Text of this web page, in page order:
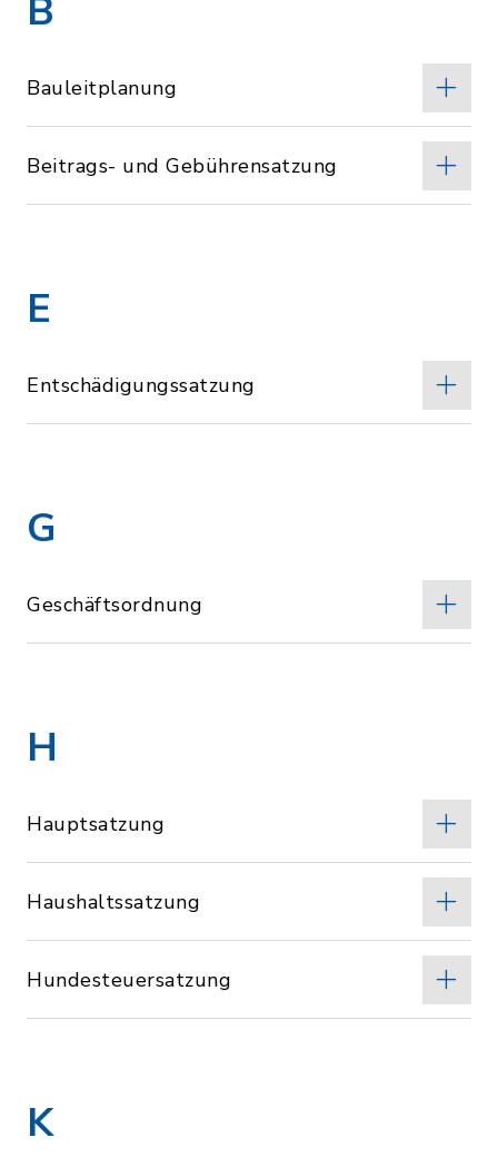
B
Bauleitplanung
Beitrags- und Gebührensatzung
E
Entschädigungssatzung
G
Geschäftsordnung
H
Hauptsatzung
Haushaltssatzung
Hundesteuersatzung
K